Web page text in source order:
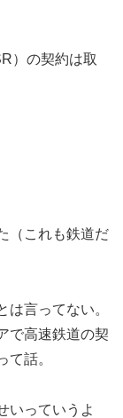
）の契約は取
（これも鉄道だ
は言ってない。
で高速鉄道の契
て話。
いっていうよ